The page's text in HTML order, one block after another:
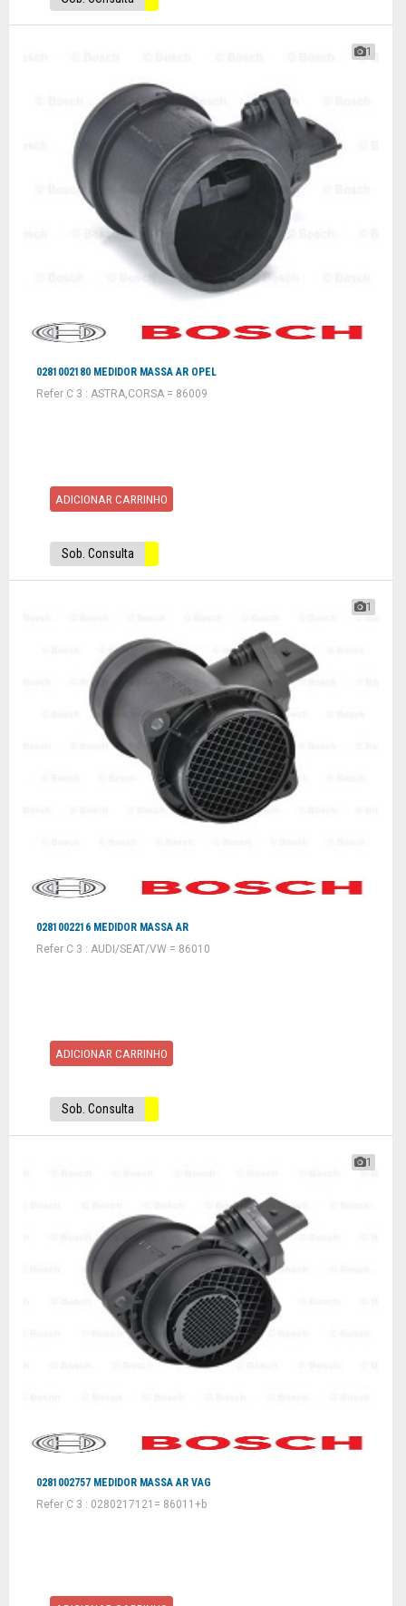
1
0281002180 MEDIDOR MASSA AR OPEL
Refer C 3 : ASTRA,CORSA = 86009
ADICIONAR CARRINHO
Sob. Consulta
1
0281002216 MEDIDOR MASSA AR
Refer C 3 : AUDI/SEAT/VW = 86010
ADICIONAR CARRINHO
Sob. Consulta
1
0281002757 MEDIDOR MASSA AR VAG
Refer C 3 : 0280217121= 86011+b